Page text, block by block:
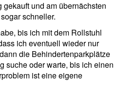
und am übernächsten
schneller.
bis ich mit dem Rollstuhl
ich eventuell wieder nur
die Behindertenparkplätze
suche oder warte, bis ich einen
ist eine eigene